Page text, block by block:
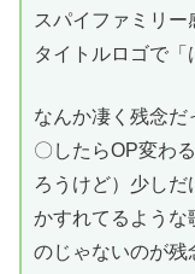
スパイファミリー
タイトルロゴで「
なんか凄く残念
〇したらOP変わ
ろうけど）少しだ
かすれてるような
のじゃないのが残